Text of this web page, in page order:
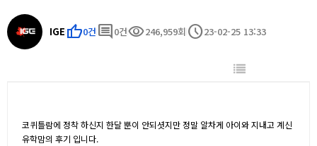
IGE thumb_up0건 comment 0건visibility246,959회 schedule23-02-25 13:33
코퀴틀람에 정착 하신지 한달 뿐이 안되셧지만 정말 알차게 아이와 지내고 계신
유학맘의 후기 입니다.